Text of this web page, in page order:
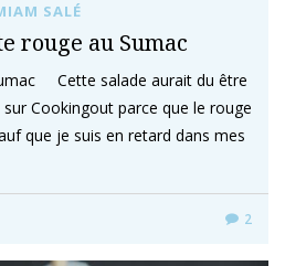
SALÉ
rouge au Sumac
Cette salade aurait du être
Cookingout parce que le rouge
que je suis en retard dans mes
2